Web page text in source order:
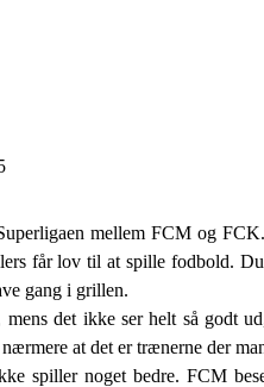
mellem FCM og
får lov til at spille fodbold.
gang i grillen.
det ikke ser helt så godt
at det er trænerne der
spiller noget bedre. FCM